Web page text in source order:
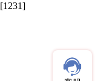
[1231]